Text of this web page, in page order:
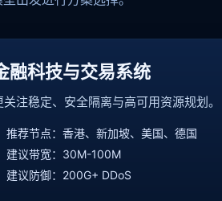
融科技与交易系统
关注稳定、安全隔离与高可用资源规划。
推荐节点：香港、新加坡、美国、德国
建议带宽：30M-100M
建议防御：200G+ DDoS